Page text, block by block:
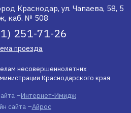
Краснодар, ул. Чапаева, 58, 5
каб. № 508
251-71-26
проезда
несовершеннолетних
Краснодарского края
–Интернет-Имидж
сайта –Айрос